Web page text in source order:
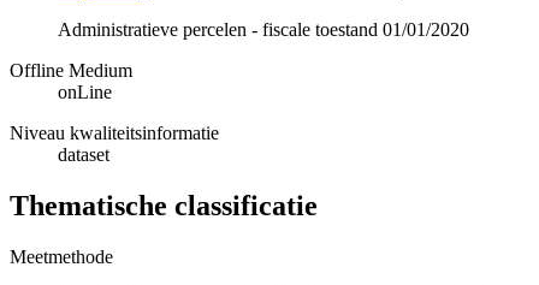
Administratieve percelen - fiscale toestand 01/01/2020
Offline Medium
onLine
Niveau kwaliteitsinformatie
dataset
Thematische classificatie
Meetmethode